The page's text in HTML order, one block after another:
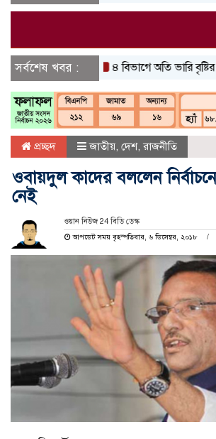
সর্বশেষ খবর :৪ বিভাগে অতি ভারি বৃষ্টির সতর্কবার্তা
প্রচ্ছদ জাতীয়, দেশ, রাজনীতি
ওবায়দুল কাদের বললেন
নেই
ওয়ান নিউজ 24 বিডি ডেস্ক
আপডেট সময় বৃহস্পতিবার, ৬ ডিসেম্বর, ২০১৮